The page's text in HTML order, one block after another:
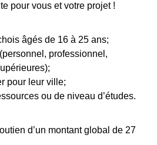
pour vous et votre projet !
âgés de 16 à 25 ans;
professionnel,
pour leur ville;
ou de niveau d’études.
d’un montant global de 27